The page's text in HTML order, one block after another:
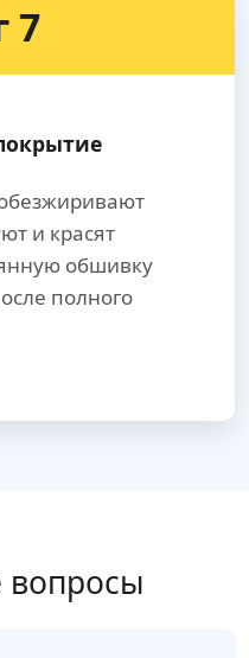
7
и красят
обшивку
полного
вопросы